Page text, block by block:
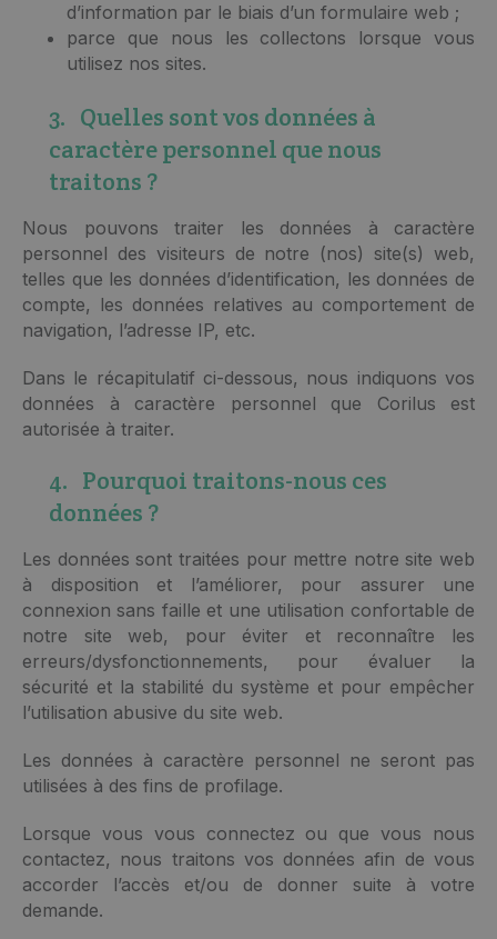
d’information par le biais d’un formulaire web ;
parce que nous les collectons lorsque vous
utilisez nos sites.
3. Quelles sont vos données à
caractère personnel que nous
traitons ?
Nous pouvons traiter les données à caractère
personnel des visiteurs de notre (nos) site(s) web,
telles que les données d’identification, les données de
compte, les données relatives au comportement de
navigation, l’adresse IP, etc.
Dans le récapitulatif ci-dessous, nous indiquons vos
données à caractère personnel que Corilus est
autorisée à traiter.
4. Pourquoi traitons-nous ces
données ?
Les données sont traitées pour mettre notre site web
à disposition et l’améliorer, pour assurer une
connexion sans faille et une utilisation confortable de
notre site web, pour éviter et reconnaître les
erreurs/dysfonctionnements, pour évaluer la
sécurité et la stabilité du système et pour empêcher
l’utilisation abusive du site web.
Les données à caractère personnel ne seront pas
utilisées à des fins de profilage.
Lorsque vous vous connectez ou que vous nous
contactez, nous traitons vos données afin de vous
accorder l’accès et/ou de donner suite à votre
demande.